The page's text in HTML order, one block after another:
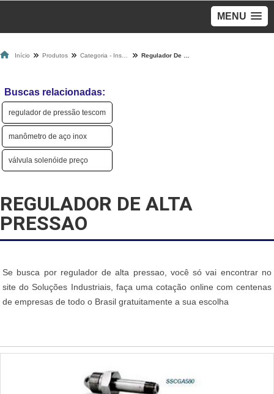
MENU
Início Produtos
Buscas relacionadas:
regulador de pressão tescom
manômetro de aço inox
válvula solenóide preço
REGULADOR DE ALTA
PRESSAO
Se busca por regulador de alta pressao, você só vai encontrar no
site do Soluções Industriais, faça uma cotação online com centenas
de empresas de todo o Brasil gratuitamente a sua escolha